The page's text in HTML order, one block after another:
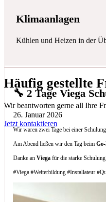
🔧 2 Tage Viega
26. Januar 2026
Wir waren zwei Tage bei einer
Am Abend ließen wir den Tag beim
Danke anViega für die starke Schulung.
#Viega #Weiterbildung #Installateur
Klimaanlagen
Kühlen und Heizen in der
Häufig gestellte
Wir beantworten gerne all Ihre
Jetzt kontaktieren
Welche Arten von